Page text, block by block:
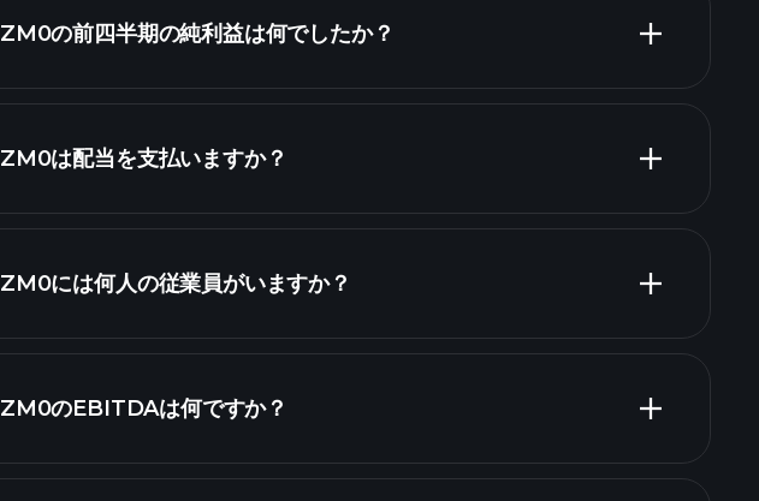
ZM0の前四半期の純利益は何でしたか？
ZM0は配当を支払いますか？
ZM0には何人の従業員がいますか？
最大の雇用主
ZM0のEBITDAは何ですか？